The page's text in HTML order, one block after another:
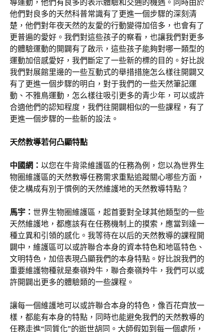
導運動，他們有良多的表示體驗和交通的機遇。同時由於
他們對良多的天然科普常識有了更進一個步驟的深刻清
楚，他們對年夜天然的友愛的行動變得加倍多，也會有了
更普遍的愛好。我們對這些孩子的察看，也讓我們對更多
的體驗運動的開闢有了啟示，這些孩子能夠對哪一類型的
運動加倍感愛好，我們斷定了一些新的標的目的。好比說
我們對展館里邊的一些互動式的舉措措施怎么樣往開闢又
有了更進一個步驟的明白，對于我們的一些天然筆記運
動、不雅鳥運動，怎么樣往吸引更多的青少年，可以或許
合適他們的認知程度，我們往開闢相似的一些課程，有了
更進一個步驟的一些新的設法。
天然教導若何凸顯特點
中國網： 以您在牛背梁維護區的任務為例，您以為世界生
物圈維護區的天然教導任務需求重點追蹤關心哪些方面，
使之構成有別于慣例的天然維護地的天然教導特點？
馬宇： 世界生物圈維護區，起首要對全球其他類型的一些
天然維護地，都應該有在任務機制上的摸索，應當到達一
種立異和引領的感化。我等待在以后的天然教導的課程開
闢中，維護區可以或許聯合本身的資本特色和地區特色、
文明特色，加倍表現凸顯我們的本身特點。好比說我們的
重要維護物種就是秦嶺羚牛，聯合秦嶺羚牛，我們可以或
許開闢出更多的體驗類的一些課程。
讓每一個維護地可以或許聯合本身的特色，像百花齊放一
樣，都能有本身的特點，同時也能避免我們的天然教導的
任務走進“同質化”的逝世胡同。大師假如到每一個處所，